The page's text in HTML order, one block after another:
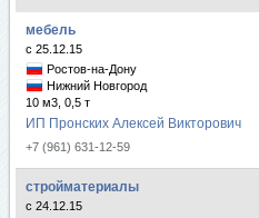
мебель
с 25.12.15
Ростов-на-Дону
Нижний Новгород
10 м3, 0,5 т
ИП Пронских Алексей Викторович
+7 (961) 631-12-59
стройматериалы
с 24.12.15